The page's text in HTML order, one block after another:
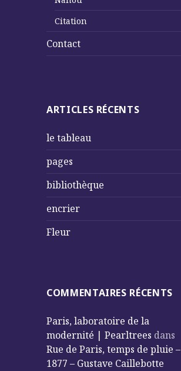
Citation
Contact
ARTICLES RÉCENTS
le tableau
pages
bibliothèque
encrier
Fleur
COMMENTAIRES RÉCENTS
Paris, laboratoire de la
modernité | Pearltrees dans
Rue de Paris, temps de pluie –
1877 – Gustave Caillebotte